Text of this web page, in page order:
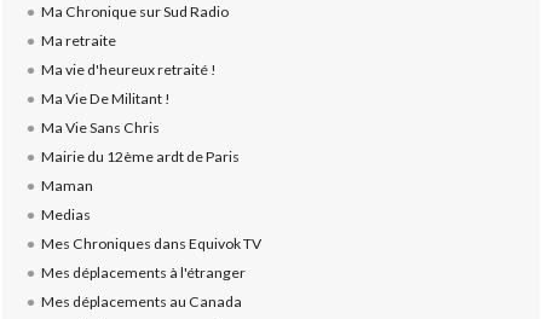
Ma Chronique sur Sud Radio
Ma retraite
Ma vie d'heureux retraité !
Ma Vie De Militant !
Ma Vie Sans Chris
Mairie du 12ème ardt de Paris
Maman
Medias
Mes Chroniques dans Equivok TV
Mes déplacements à l'étranger
Mes déplacements au Canada